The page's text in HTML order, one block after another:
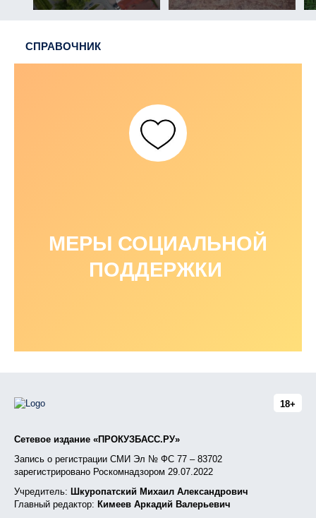
СПРАВОЧНИК
МЕРЫ СОЦИАЛЬНОЙ
ПОДДЕРЖКИ
18+
Сетевое издание «ПРОКУЗБАСС.РУ»
Запись о регистрации СМИ Эл № ФС 77 – 83702
зарегистрировано Роскомнадзором 29.07.2022
Учредитель: Шкуропатский Михаил Александрович
Главный редактор: Кимеев Аркадий Валерьевич